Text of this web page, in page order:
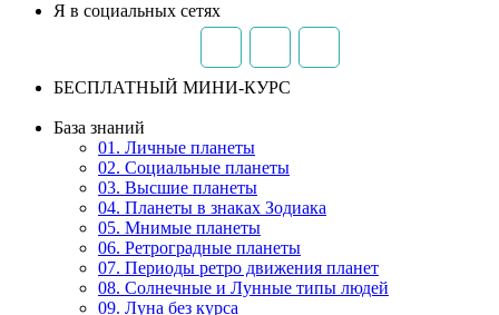
Я в социальных сетях
БЕСПЛАТНЫЙ МИНИ-КУРС
База знаний
01. Личные планеты
02. Социальные планеты
03. Высшие планеты
04. Планеты в знаках Зодиака
05. Мнимые планеты
06. Ретроградные планеты
07. Периоды ретро движения планет
08. Солнечные и Лунные типы людей
09. Луна без курса